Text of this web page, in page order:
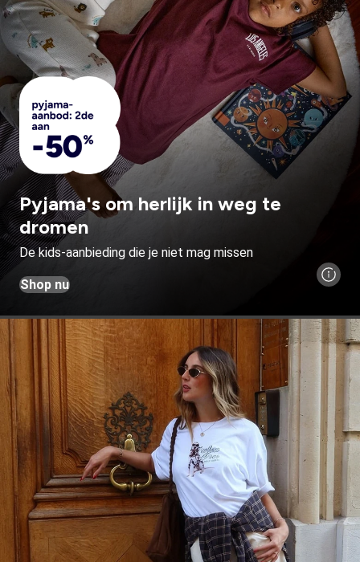
Pyjama's om herlijk in weg te
dromen
De kids-aanbieding die je niet mag missen
Shop nu